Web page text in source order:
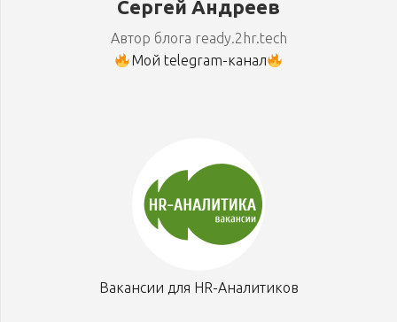
Сергей Андреев
Автор блога ready.2hr.tech
Мой telegram-канал
Вакансии для HR-Аналитиков